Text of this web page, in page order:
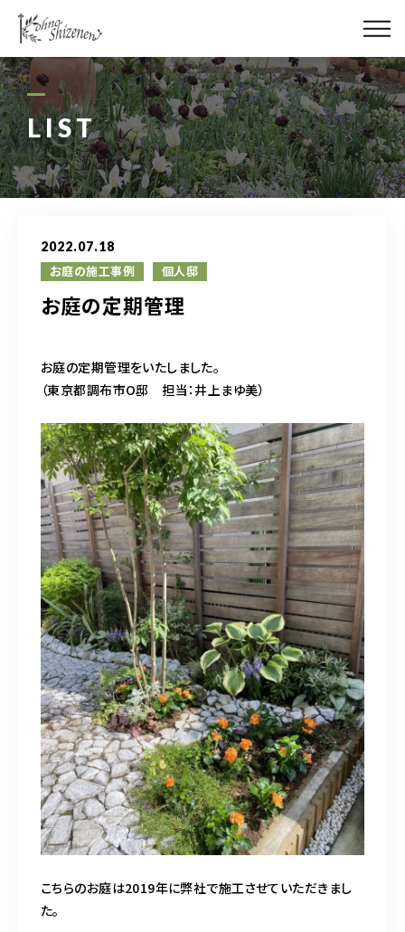
LIST
2022.07.18
お庭の施工事例 個人邸
お庭の定期管理
お庭の定期管理をいたしました。
（東京都調布市O邸 担当：井上まゆ美）
こちらのお庭は2019年に弊社で施工させていただきまし
た。
メディア
街の緑化
造園施工
講座予約カレンダー
ネットショップ
YouTube
070-5587-2973
営業時間 10：00～16：00
お問い合わせはこちら